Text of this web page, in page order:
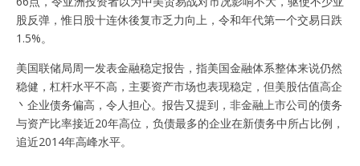
股反弹，惟日股十连休後复市乏力向上，令和年代第一个交易日跌
1.5%。
美国联储局周一发表金融稳定报告，指美国金融体系整体来说仍然
稳健，杠杆水平不高，主要资产市场也表现稳定，但美股估值高企
丶企业债务偏高，令人担心。报告又提到，非金融上市公司的债务
与资产比率接近20年高位，负债最多的企业在新债务中所占比例，
追近2014年高峰水平。